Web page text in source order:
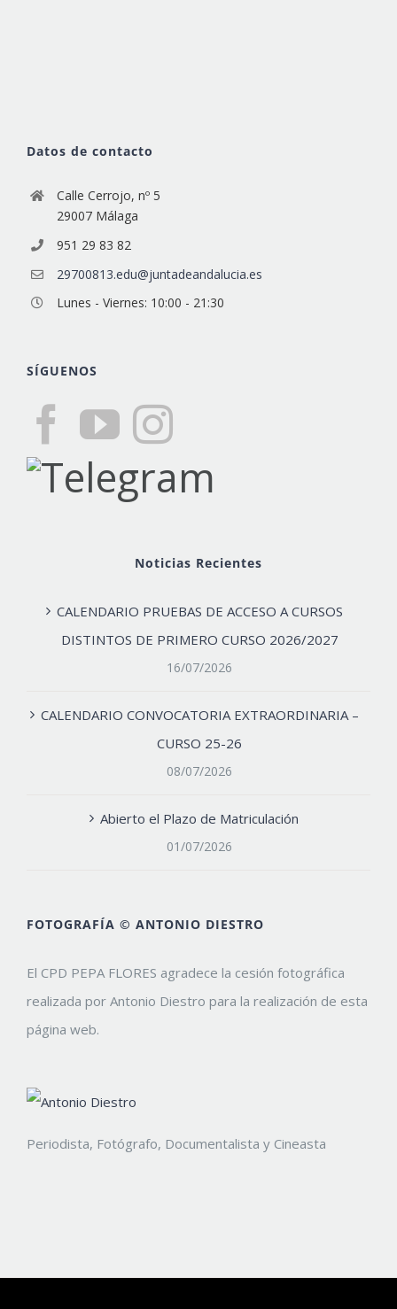
Datos de contacto
Calle Cerrojo, nº 5
29007 Málaga
951 29 83 82
29700813.edu@juntadeandalucia.es
Lunes - Viernes: 10:00 - 21:30
SÍGUENOS
Noticias Recientes
CALENDARIO PRUEBAS DE ACCESO A CURSOS
DISTINTOS DE PRIMERO CURSO 2026/2027
16/07/2026
CALENDARIO CONVOCATORIA EXTRAORDINARIA –
CURSO 25-26
08/07/2026
Abierto el Plazo de Matriculación
01/07/2026
FOTOGRAFÍA © ANTONIO DIESTRO
El CPD PEPA FLORES agradece la cesión fotográfica
realizada por Antonio Diestro para la realización de esta
página web.
Periodista, Fotógrafo, Documentalista y Cineasta